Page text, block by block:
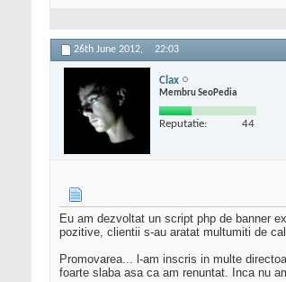
26th June 2012, 22:03
Clax
Membru SeoPedia
Reputatie: 44
Eu am dezvoltat un script php de banner
pozitive, clientii s-au aratat multumiti de
Promovarea... l-am inscris in multe
foarte slaba asa ca am renuntat. Inca nu